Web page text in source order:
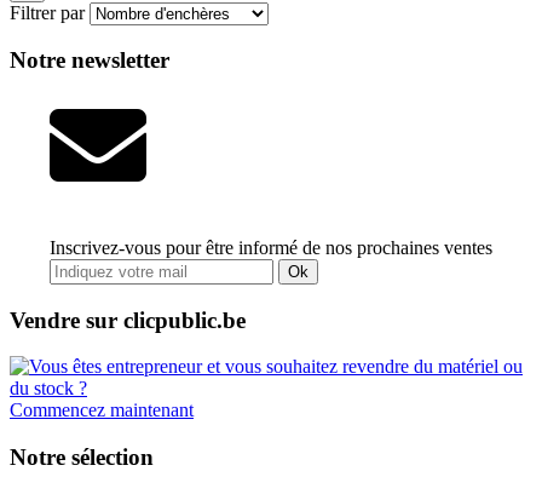
Filtrer par
Notre newsletter
Inscrivez-vous pour être informé de nos prochaines ventes
Ok
Vendre sur clicpublic.be
Commencez maintenant
Notre sélection